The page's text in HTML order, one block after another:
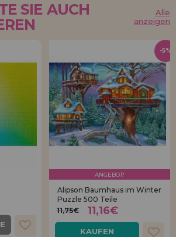
SIE AUCH
Alle
anzeigen
ANGEBOT!
Alipson Baumhaus im Winter
Puzzle 500 Teile
11,75€
11,16€
KAUFEN
-5%